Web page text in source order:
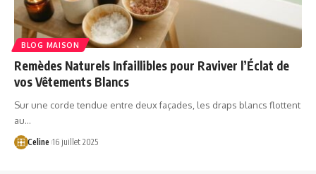
BLOG MAISON
Remèdes Naturels Infaillibles pour Raviver l’Éclat de
vos Vêtements Blancs
Sur une corde tendue entre deux façades, les draps blancs flottent
au…
Celine 16 juillet 2025